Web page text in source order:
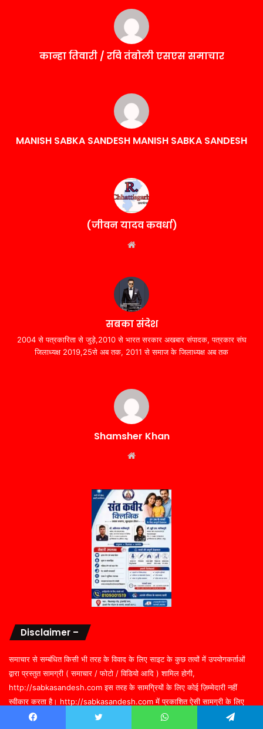
कान्हा तिवारी / रवि तंबोली एसएस समाचार
MANISH SABKA SANDESH MANISH SABKA SANDESH
(जीवन यादव कवर्धा)
सबका संदेश
2004 से पत्रकारिता से जुड़े,2010 से भारत सरकार अखबार संपादक, पत्रकार संघ
जिलाध्यक्ष 2019,25से अब तक, 2011 से समाज के जिलाध्यक्ष अब तक
Shamsher Khan
Disclaimer –
समाचार से सम्बंधित किसी भी तरह के विवाद के लिए साइट के कुछ तत्वों में उपयोगकर्ताओं
द्वारा प्रस्तुत सामग्री ( समाचार / फोटो / विडियो आदि ) शामिल होगी,
http://sabkasandesh.com इस तरह के सामग्रियों के लिए कोई ज़िम्मेदारी नहीं
स्वीकार करता है। http://sabkasandesh.com में प्रकाशित ऐसी सामग्री के लिए
संवाददाता / खबर देने वाला स्वयं जिम्मेदार होगा, http://sabkasandesh.com या